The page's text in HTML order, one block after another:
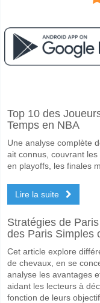
Le match entre
Aberdeen pour le
Oui pour Les Deux
Quel sera le
Sur le côté risqué, vous
Top 10 des
Temps en NBA
Une analyse complète
ait connus, couvrant
en playoffs, les finales
Lire la suite
Stratégies de
des Paris Simples
Cet article explore
de chevaux, en se
analyse les avantages
aidant les lecteurs à
fonction de leurs